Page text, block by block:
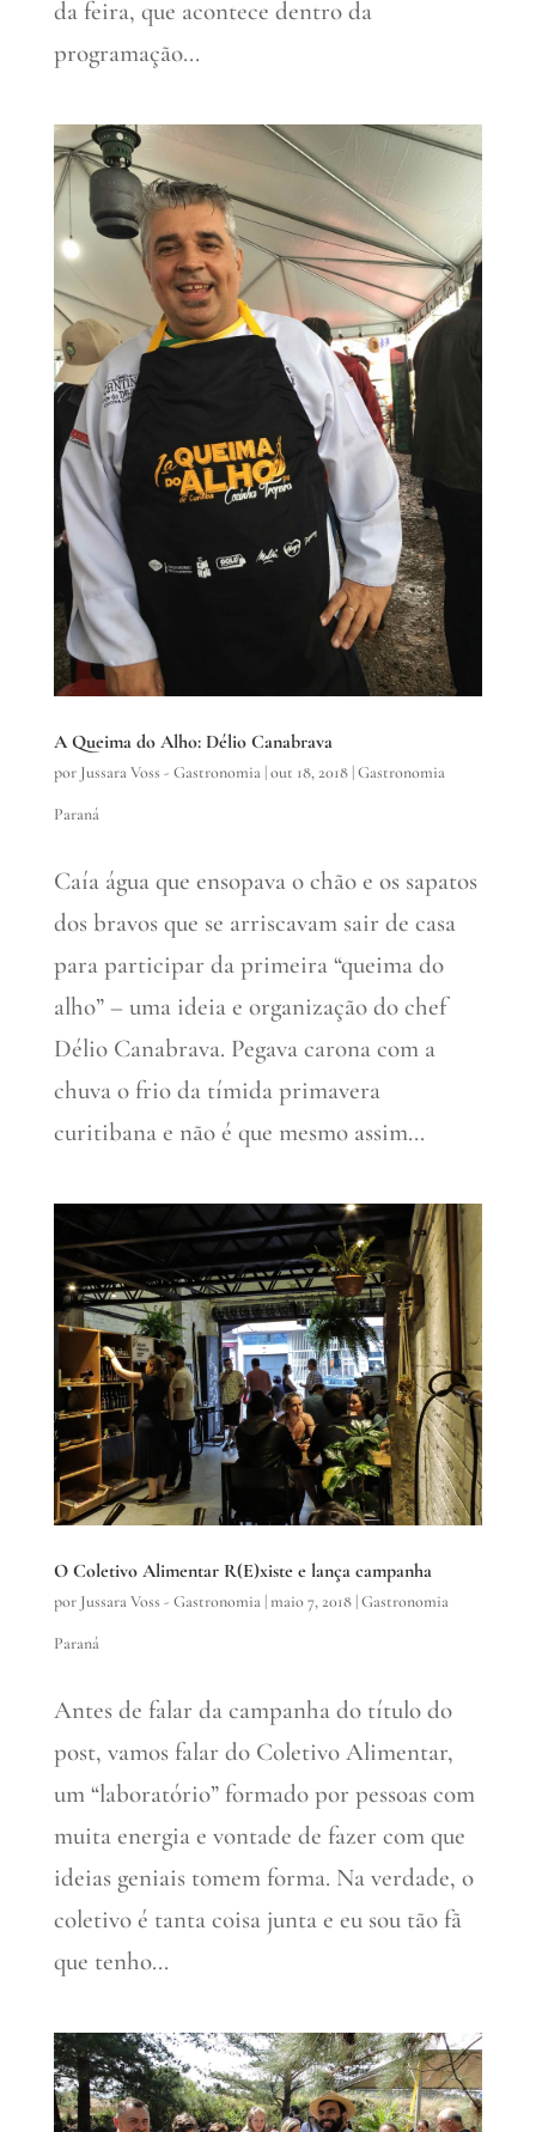
da feira, que acontece dentro da
programação...
A Queima do Alho: Délio Canabrava
por Jussara Voss - Gastronomia|out 18, 2018|Gastronomia
Paraná
Caía água que ensopava o chão e os sapatos
dos bravos que se arriscavam sair de casa
para participar da primeira “queima do
alho” – uma ideia e organização do chef
Délio Canabrava. Pegava carona com a
chuva o frio da tímida primavera
curitibana e não é que mesmo assim...
O Coletivo Alimentar R(E)xiste e lança campanha
por Jussara Voss - Gastronomia|maio 7, 2018|Gastronomia
Paraná
Antes de falar da campanha do título do
post, vamos falar do Coletivo Alimentar,
um “laboratório” formado por pessoas com
muita energia e vontade de fazer com que
ideias geniais tomem forma. Na verdade, o
coletivo é tanta coisa junta e eu sou tão fã
que tenho...